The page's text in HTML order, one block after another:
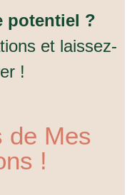
potentiel ?
et laissez-
!
de Mes
!